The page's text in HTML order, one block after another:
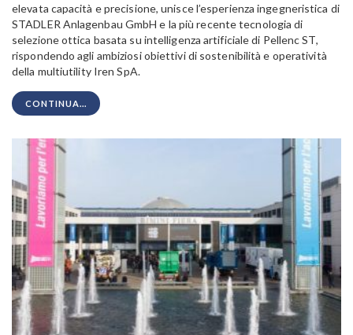
elevata capacità e precisione, unisce l’esperienza ingegneristica di
STADLER Anlagenbau GmbH e la più recente tecnologia di
selezione ottica basata su intelligenza artificiale di Pellenc ST,
rispondendo agli ambiziosi obiettivi di sostenibilità e operatività
della multiutility Iren SpA.
CONTINUA...